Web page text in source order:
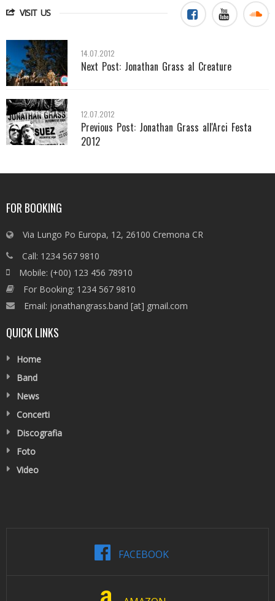
VISIT US
14.07.2012
Next Post: Jonathan Grass al Creature
12.07.2012
Previous Post: Jonathan Grass all'Arci Festa
2012
FOR BOOKING
Via Lungo Po Europa, 12, 26100 Cremona CR
Call: 1234 567 9810
Mobile: (+00) 123 456 78910
For Booking: 1234 567 9810
Email: jonathangrass.band [at] gmail.com
QUICK LINKS
Home
Band
News
Concerti
Discografia
Foto
Video
FACEBOOK